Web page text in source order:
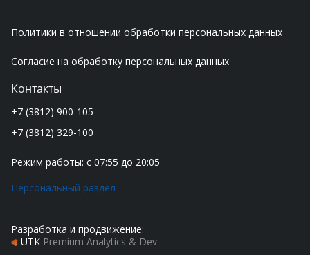
Политики в отношении обработки персональных данных
Согласие на обработку персональных данных
Контакты
+7 (3812) 900-105
+7 (3812) 329-100
Режим работы: с 07:55 до 20:05
Персональный раздел
Разработка и продвижение:
UTK Premium Analytics & Dev